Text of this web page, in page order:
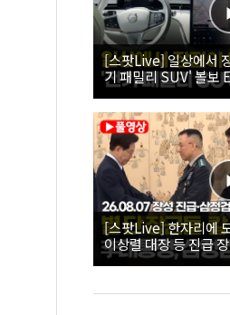
[스팟Live] 일상에서
기 패밀리 SUV' 볼보
[스팟Live] 한자리에
이상렬 대장 등 진급
직접 수여｜26.08.07